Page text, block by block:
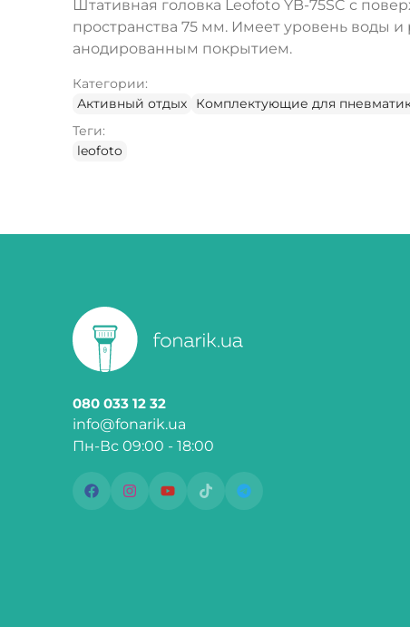
Штативная головка Leofoto YB-75SC с
пространства 75 мм. Имеет уровень воды
анодированным покрытием.
Категории:
Активный отдых
Комплектующие для
Теги:
leofoto
080 033 12 32
info@fonarik.ua
Пн-Вс 09:00 - 18:00